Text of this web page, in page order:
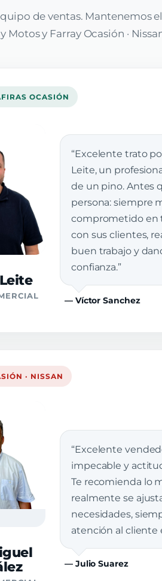
de ventas. Mantenemos el
y Farray Ocasión ·
OCASIÓN
“Excelente trato
Leite, un
de un pino. Antes
persona: siempre
comprometido en
con sus clientes,
buen trabajo y
confianza.”
— Víctor Sanchez
· NISSAN
“Excelente
impecable y
Te recomienda lo
realmente se
necesidades,
atención al cliente
— Julio Suarez